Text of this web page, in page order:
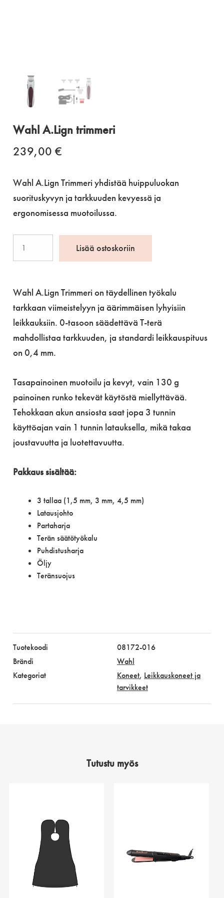
Wahl A.Lign trimmeri
239,00 €
Wahl A.Lign Trimmeri yhdistää huippuluokan
suorituskyvyn ja tarkkuuden kevyessä ja
ergonomisessa muotoilussa.
määrä
Lisää ostoskoriin
Wahl A.Lign Trimmeri on täydellinen työkalu
tarkkaan viimeistelyyn ja äärimmäisen lyhyisiin
leikkauksiin. 0-tasoon säädettävä T-terä
mahdollistaa tarkkuuden, ja standardi leikkauspituus
on 0,4 mm.
Tasapainoinen muotoilu ja kevyt, vain 130 g
painoinen runko tekevät käytöstä miellyttävää.
Tehokkaan akun ansiosta saat jopa 3 tunnin
käyttöajan vain 1 tunnin latauksella, mikä takaa
joustavuutta ja luotettavuutta.
Pakkaus sisältää:
3 tallaa (1,5 mm, 3 mm, 4,5 mm)
Latausjohto
Partaharja
Terän säätötyökalu
Puhdistusharja
Öljy
Teränsuojus
Tuotekoodi
08172-016
Brändi
Wahl
Kategoriat
Koneet, Leikkauskoneet ja
tarvikkeet
Tutustu myös